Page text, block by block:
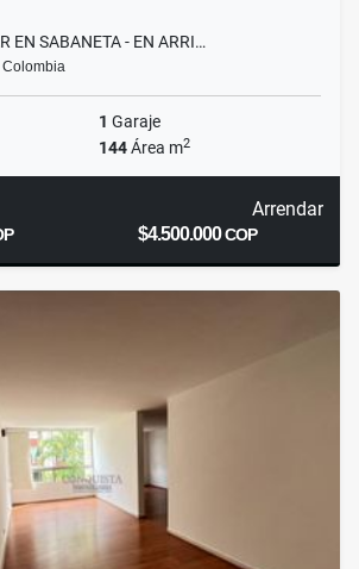
EN SABANETA - EN ARRI…
Colombia
1 Garaje
144Área m2
Arrendar
$4.500.000COP